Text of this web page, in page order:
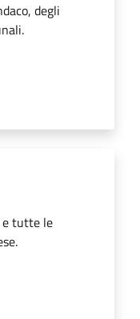
degli
e tutte le